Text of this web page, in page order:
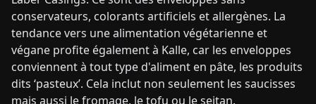
conservateurs, colorants artificiels et allergènes. La
tendance vers une alimentation végétarienne et
végane profite également à Kalle, car les enveloppes
conviennent à tout type d'aliment en pâte, les produits
dits ‘pasteux’. Cela inclut non seulement les saucisses
mais aussi le fromage, le tofu ou le seitan.